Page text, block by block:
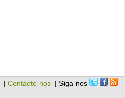
|Contacte-nos | Siga-nos